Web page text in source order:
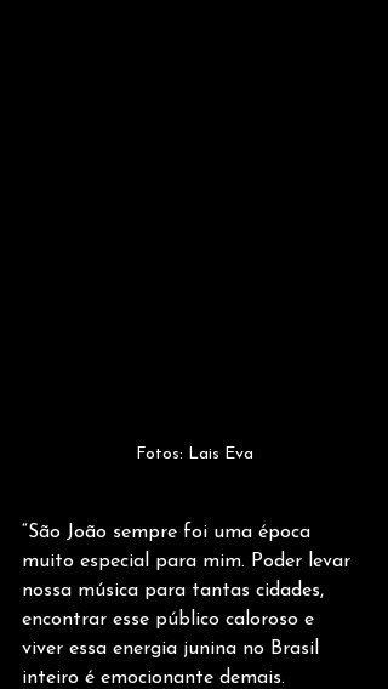
Fotos: Lais Eva
“São João sempre foi uma época
muito especial para mim. Poder levar
nossa música para tantas cidades,
encontrar esse público caloroso e
viver essa energia junina no Brasil
inteiro é emocionante demais.